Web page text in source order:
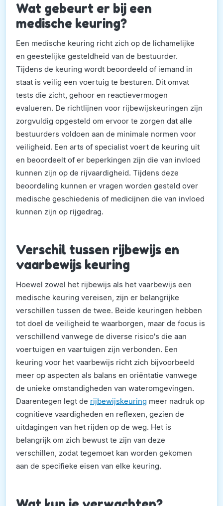
Wat gebeurt er bij een
medische keuring?
Een medische keuring richt zich op de lichamelijke
en geestelijke gesteldheid van de bestuurder.
Tijdens de keuring wordt beoordeeld of iemand in
staat is veilig een voertuig te besturen. Dit omvat
tests die zicht, gehoor en reactievermogen
evalueren. De richtlijnen voor rijbewijskeuringen zijn
zorgvuldig opgesteld om ervoor te zorgen dat alle
bestuurders voldoen aan de minimale normen voor
veiligheid. Een arts of specialist voert de keuring uit
en beoordeelt of er beperkingen zijn die van invloed
kunnen zijn op de rijvaardigheid. Tijdens deze
beoordeling kunnen er vragen worden gesteld over
medische geschiedenis of medicijnen die van invloed
kunnen zijn op rijgedrag.
Verschil tussen rijbewijs en
vaarbewijs keuring
Hoewel zowel het rijbewijs als het vaarbewijs een
medische keuring vereisen, zijn er belangrijke
verschillen tussen de twee. Beide keuringen hebben
tot doel de veiligheid te waarborgen, maar de focus is
verschillend vanwege de diverse risico's die aan
voertuigen en vaartuigen zijn verbonden. Een
keuring voor het vaarbewijs richt zich bijvoorbeeld
meer op aspecten als balans en oriëntatie vanwege
de unieke omstandigheden van wateromgevingen.
Daarentegen legt de rijbewijskeuring meer nadruk op
cognitieve vaardigheden en reflexen, gezien de
uitdagingen van het rijden op de weg. Het is
belangrijk om zich bewust te zijn van deze
verschillen, zodat tegemoet kan worden gekomen
aan de specifieke eisen van elke keuring.